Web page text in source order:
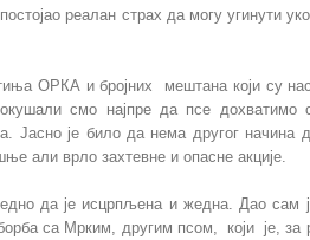
реалан страх да могу угинути
ОРКА и бројних мештана који су нас
смо најпре да псе
Јасно је било да нема другог
али врло захтевне и опасне акције.
да је исцрпљена и жедна. Дао сам
са Мрким, другим псом, који је,